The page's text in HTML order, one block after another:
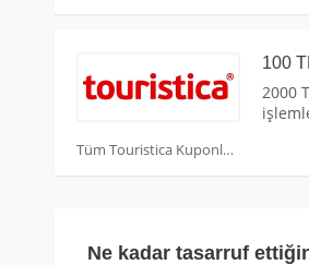
Tüm Touristica Kuponları
100
2000
Ne kadar tasarruf